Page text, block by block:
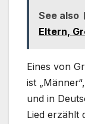
See also
Eltern,
Eines von
ist
und in
Lied erzählt